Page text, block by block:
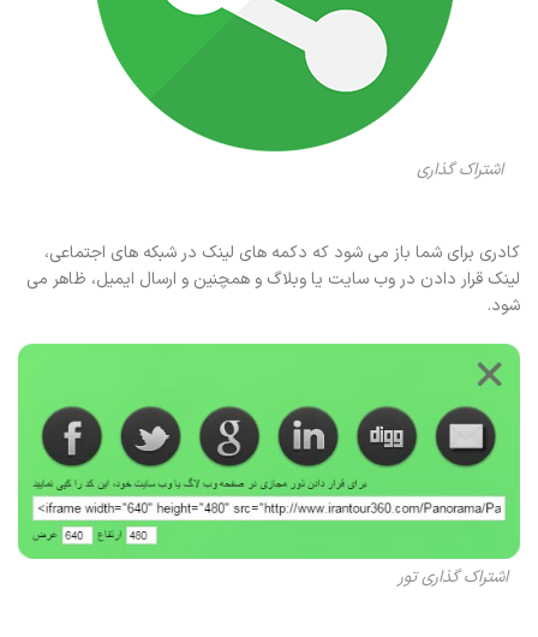
اشتراک گذاری
کادری برای شما باز می شود که دکمه های لینک در شبکه های اجتماعی،
لینک قرار دادن در وب سایت یا وبلاگ و همچنین و ارسال ایمیل، ظاهر می
شود.
اشتراک گذاری تور